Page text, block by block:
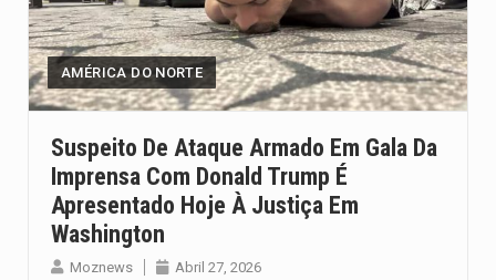
Segundo as autoridades canadianas, mais de 200 incêndios florestais continuam…
De acordo com as autoridades de saúde da Faixa de…
AMÉRICA DO NORTE
Suspeito De Ataque Armado Em Gala Da
Imprensa Com Donald Trump É
Apresentado Hoje À Justiça Em
Washington
Moznews Abril 27, 2026